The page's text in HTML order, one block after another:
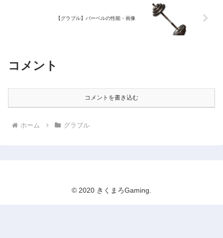
【グラブル】バーベルの性能・画像
コメント
コメントを書き込む
ホーム グラブル
© 2020 きくまろGaming.